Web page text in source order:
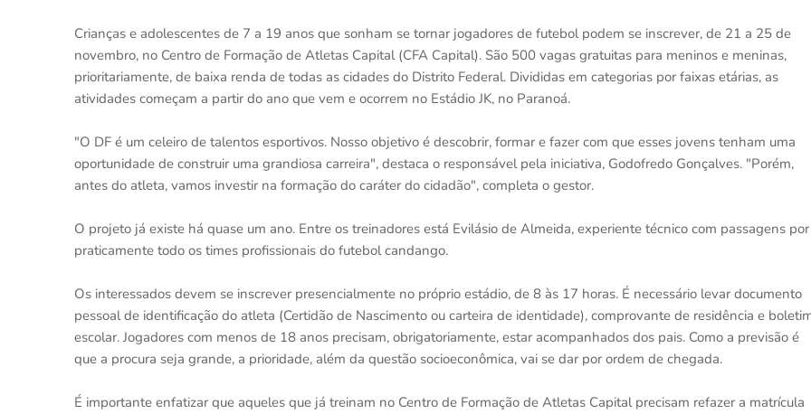
Crianças e adolescentes de 7 a 19 anos que sonham se tornar jogadores de futebol podem se inscrever, de 21 a 25 de
novembro, no Centro de Formação de Atletas Capital (CFA Capital). São 500 vagas gratuitas para meninos e meninas,
prioritariamente, de baixa renda de todas as cidades do Distrito Federal. Divididas em categorias por faixas etárias, as
atividades começam a partir do ano que vem e ocorrem no Estádio JK, no Paranoá.
"O DF é um celeiro de talentos esportivos. Nosso objetivo é descobrir, formar e fazer com que esses jovens tenham uma
oportunidade de construir uma grandiosa carreira", destaca o responsável pela iniciativa, Godofredo Gonçalves. "Porém,
antes do atleta, vamos investir na formação do caráter do cidadão", completa o gestor.
O projeto já existe há quase um ano. Entre os treinadores está Evilásio de Almeida, experiente técnico com passagens por
praticamente todo os times profissionais do futebol candango.
Os interessados devem se inscrever presencialmente no próprio estádio, de 8 às 17 horas. É necessário levar documento
pessoal de identificação do atleta (Certidão de Nascimento ou carteira de identidade), comprovante de residência e
escolar. Jogadores com menos de 18 anos precisam, obrigatoriamente, estar acompanhados dos pais. Como a previsão é
que a procura seja grande, a prioridade, além da questão socioeconômica, vai se dar por ordem de chegada.
É importante enfatizar que aqueles que já treinam no Centro de Formação de Atletas Capital precisam refazer a matrícula